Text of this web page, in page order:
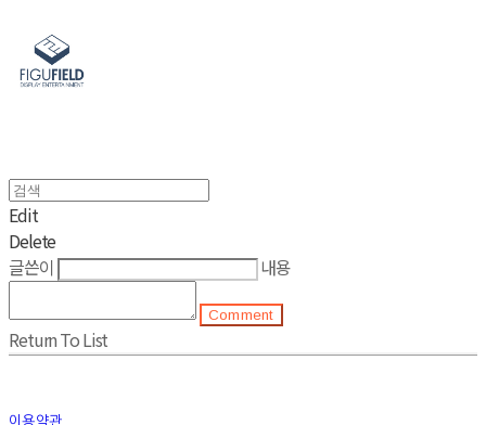
Edit
Delete
글쓴이
내용
Comment
Return To List
이용약관